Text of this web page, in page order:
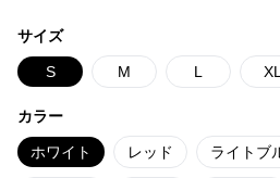
サイズ
S M L XL
カラー
ホワイト レッド ライトブ